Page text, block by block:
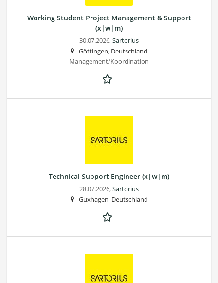
Working Student Project Management & Support
(x|w|m)
30.07.2026,Sartorius
Göttingen, Deutschland
Management/Koordination
Technical Support Engineer (x|w|m)
28.07.2026,Sartorius
Guxhagen, Deutschland